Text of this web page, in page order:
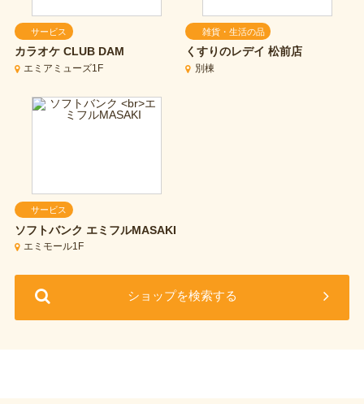
サービス
カラオケ CLUB DAM
エミアミューズ1F
雑貨・生活の品
くすりのレデイ 松前店
別棟
サービス
ソフトバンク エミフルMASAKI
エミモール1F
ショップを検索する